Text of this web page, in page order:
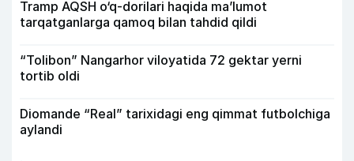
Tramp AQSH o‘q-dorilari haqida ma’lumot
tarqatganlarga qamoq bilan tahdid qildi
“Tolibon” Nangarhor viloyatida 72 gektar yerni
tortib oldi
Diomande “Real” tarixidagi eng qimmat futbolchiga
aylandi